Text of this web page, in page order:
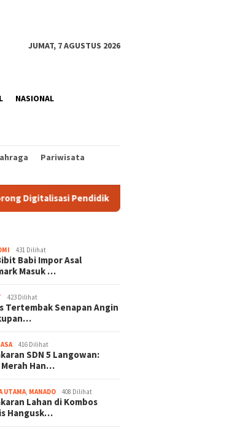
JUMAT, 7 AGUSTUS 2026
NASIONAL
Pariwisata
Pendidikan SMPN 1 Palu
431 Dilihat
Babi Impor Asal
Masuk …
423 Dilihat
Tertembak Senapan Angin
416 Dilihat
SDN 5 Langowan:
Merah Han…
UTAMA, MANADO 408 Dilihat
Lahan di Kombos
Hangusk…